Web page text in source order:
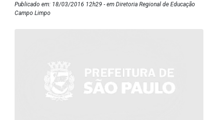
Publicado em: 18/03/2016 12h29 - em Diretoria Regional de Educação
Campo Limpo